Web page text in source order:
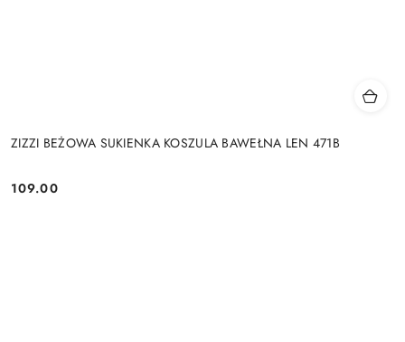
ZIZZI BEŻOWA SUKIENKA KOSZULA BAWEŁNA LEN 471B
Cena:
109.00